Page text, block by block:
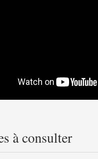
à consulter